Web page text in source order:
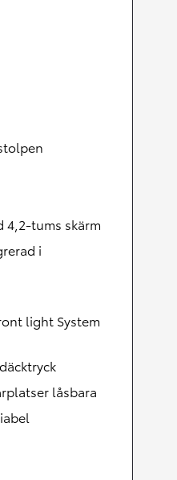
4,2-tums skärm
i
light System
låsbara